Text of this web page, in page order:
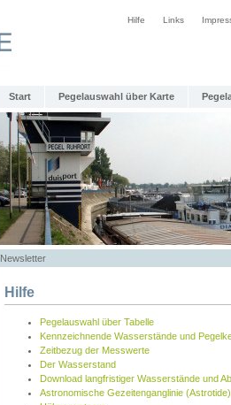
Hilfe Links
Start Pegelauswahl über Karte
Newsletter
Hilfe
Pegelauswahl über Tabelle
Kennzeichnende Wasserstände und
Zeitbezug der Messwerte
Der Wasserstand
Download langfristiger Wasserstände und
Astronomische Gezeitenganglinie (Astrotide)